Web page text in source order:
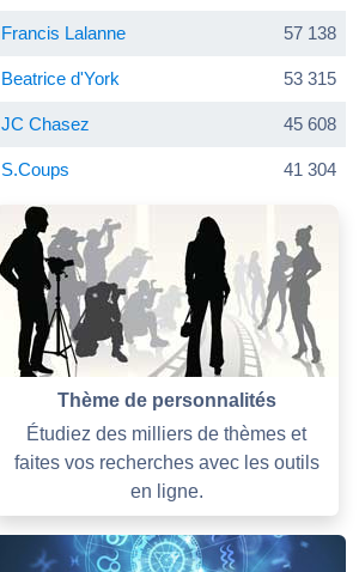
Francis Lalanne 57 138
Beatrice d'York 53 315
JC Chasez 45 608
S.Coups 41 304
Thème de personnalités
Étudiez des milliers de thèmes et
faites vos recherches avec les outils
en ligne.